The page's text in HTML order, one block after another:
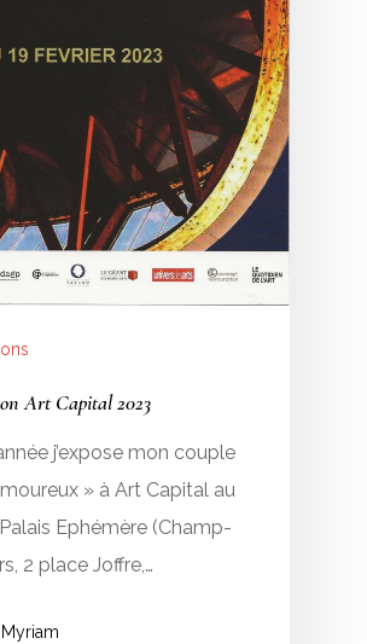
Art Capital 2023
j’expose mon couple
» à Art Capital au
Ephémère (Champ-
2 place Joffre,…
Myriam